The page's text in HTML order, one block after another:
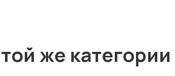
же категории